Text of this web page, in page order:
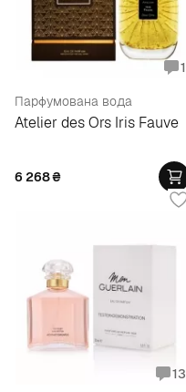
1
Парфумована вода
Atelier des Ors Iris Fauve
6 268₴
13